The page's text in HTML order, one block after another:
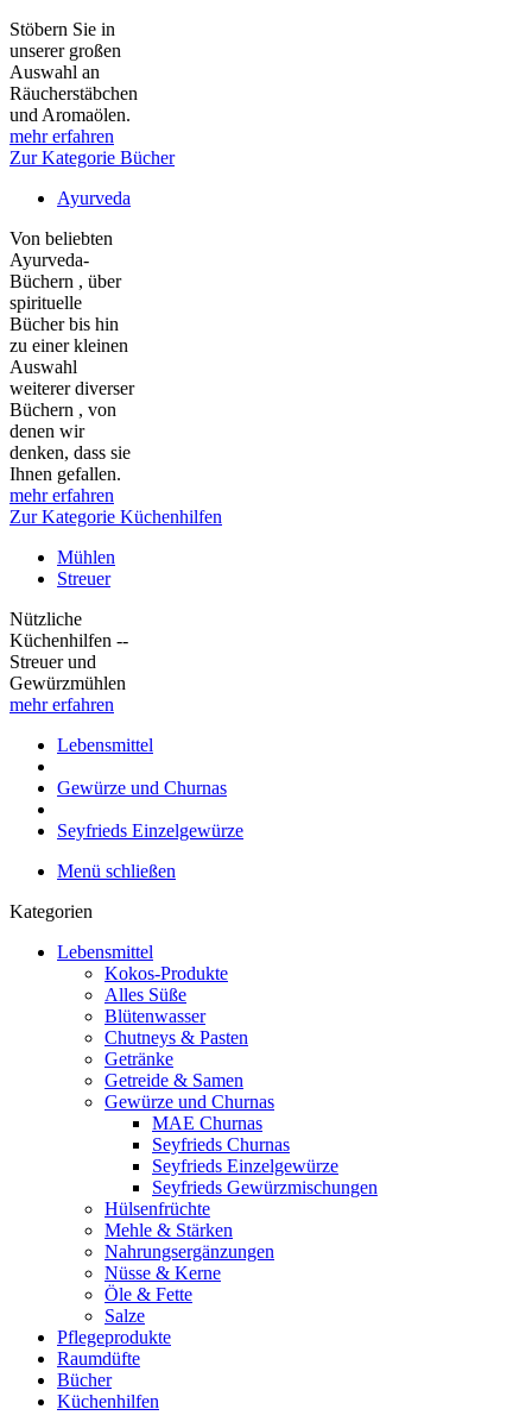
Stöbern Sie in
unserer großen
Auswahl an
Räucherstäbchen
und Aromaölen.
mehr erfahren
Zur Kategorie Bücher
Ayurveda
Von beliebten
Ayurveda-
Büchern , über
spirituelle
Bücher bis hin
zu einer kleinen
Auswahl
weiterer diverser
Büchern , von
denen wir
denken, dass sie
Ihnen gefallen.
mehr erfahren
Zur Kategorie Küchenhilfen
Mühlen
Streuer
Nützliche
Küchenhilfen --
Streuer und
Gewürzmühlen
mehr erfahren
Lebensmittel
Gewürze und Churnas
Seyfrieds Einzelgewürze
Menü schließen
Kategorien
Lebensmittel
Kokos-Produkte
Alles Süße
Blütenwasser
Chutneys & Pasten
Getränke
Getreide & Samen
Gewürze und Churnas
MAE Churnas
Seyfrieds Churnas
Seyfrieds Einzelgewürze
Seyfrieds Gewürzmischungen
Hülsenfrüchte
Mehle & Stärken
Nahrungsergänzungen
Nüsse & Kerne
Öle & Fette
Salze
Pflegeprodukte
Raumdüfte
Bücher
Küchenhilfen